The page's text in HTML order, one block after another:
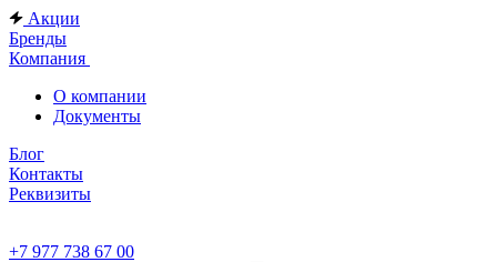
Акции
Бренды
Компания
О компании
Документы
Блог
Контакты
Реквизиты
+7 977 738 67 00